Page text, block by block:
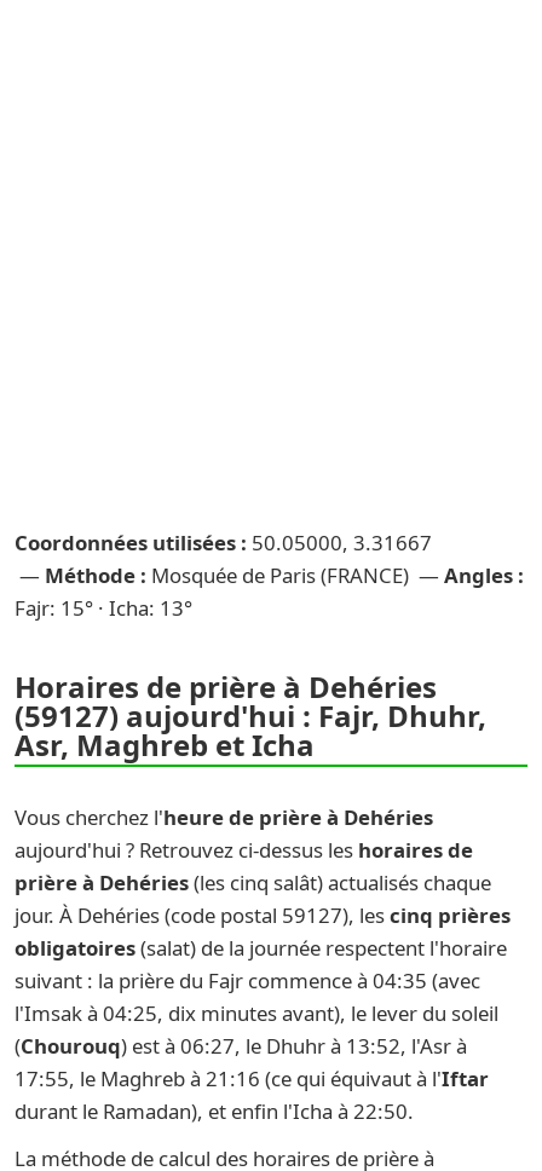
Coordonnées utilisées : 50.05000, 3.31667
— Méthode : Mosquée de Paris (FRANCE) — Angles :
Fajr: 15° · Icha: 13°
Horaires de prière à Dehéries
(59127) aujourd'hui : Fajr, Dhuhr,
Asr, Maghreb et Icha
Vous cherchez l'heure de prière à Dehéries
aujourd'hui ? Retrouvez ci-dessus les horaires de
prière à Dehéries(les cinq salât) actualisés chaque
jour. À Dehéries (code postal 59127), lescinq prières
obligatoires(salat) de la journée respectent l'horaire
suivant : la prière du Fajr commence à 04:35 (avec
l'Imsak à 04:25, dix minutes avant), le lever du soleil
(Chourouq) est à 06:27, le Dhuhr à 13:52, l'Asr à
17:55, le Maghreb à 21:16 (ce qui équivaut à l'Iftar
durant le Ramadan), et enfin l'Icha à 22:50.
La méthode de calcul des horaires de prière à